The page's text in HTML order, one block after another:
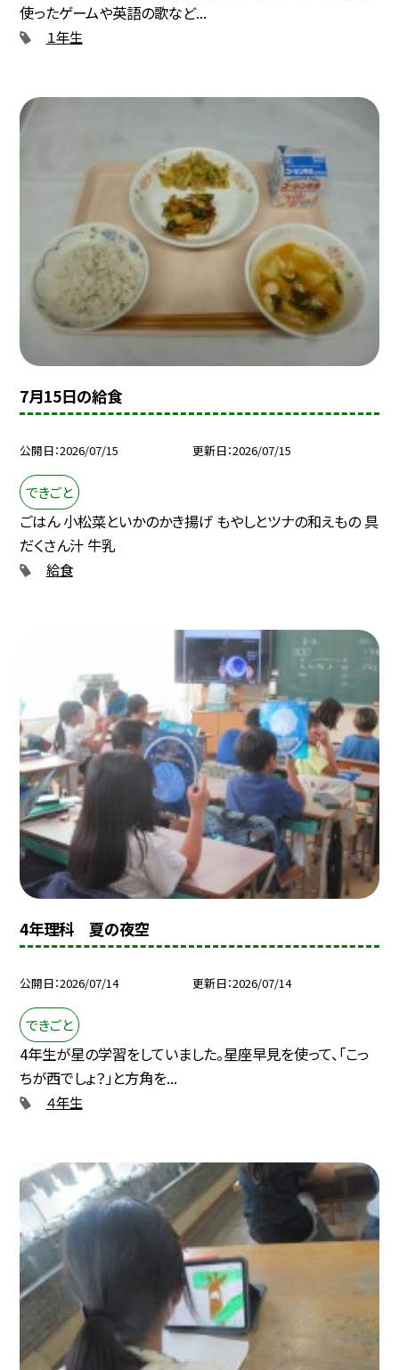
使ったゲームや英語の歌など...
１年生
7月15日の給食
公開日 2026/07/15 更新日 2026/07/15
できごと
ごはん 小松菜といかのかき揚げ もやしとツナの和えもの 具
だくさん汁 牛乳
給食
4年理科 夏の夜空
公開日 2026/07/14 更新日 2026/07/14
できごと
4年生が星の学習をしていました。星座早見を使って、「こっ
ちが西でしょ？」と方角を...
４年生